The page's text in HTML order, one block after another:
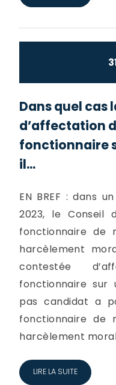
Dans quel cas
d’affectation
fonctionnaire
il...
EN BREF : dans
2023, le Conseil
fonctionnaire de
harcèlement
contestée
fonctionnaire sur
pas candidat a
fonctionnaire de
harcèlement
LIRE LA SUITE